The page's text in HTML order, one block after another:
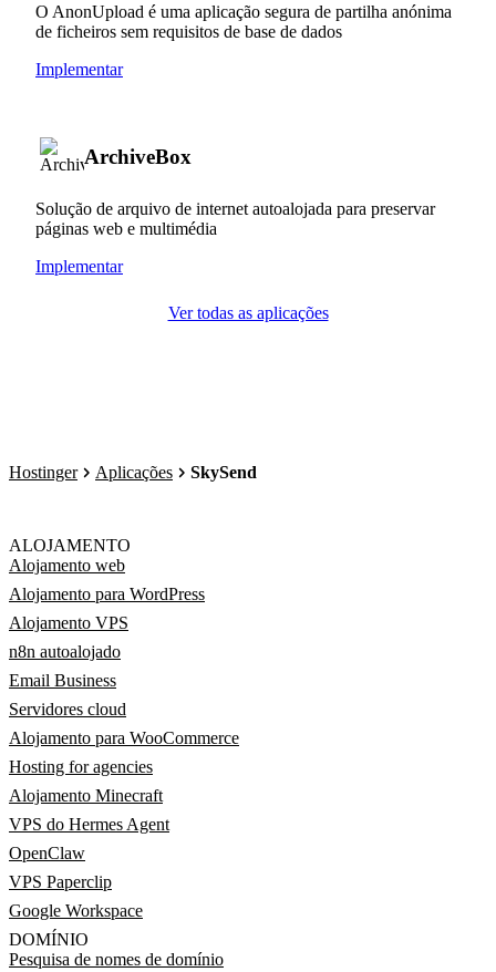
O AnonUpload é uma aplicação segura de partilha anónima
de ficheiros sem requisitos de base de dados
Implementar
ArchiveBox
Solução de arquivo de internet autoalojada para preservar
páginas web e multimédia
Implementar
Ver todas as aplicações
Hostinger Aplicações SkySend
ALOJAMENTO
Alojamento web
Alojamento para WordPress
Alojamento VPS
n8n autoalojado
Email Business
Servidores cloud
Alojamento para WooCommerce
Hosting for agencies
Alojamento Minecraft
VPS do Hermes Agent
OpenClaw
VPS Paperclip
Google Workspace
DOMÍNIO
Pesquisa de nomes de domínio